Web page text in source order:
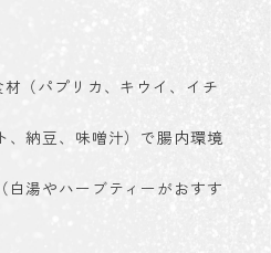
（パプリカ、キウイ、イチ
、納豆、味噌汁）で腸内環境
白湯やハーブティーがおすす